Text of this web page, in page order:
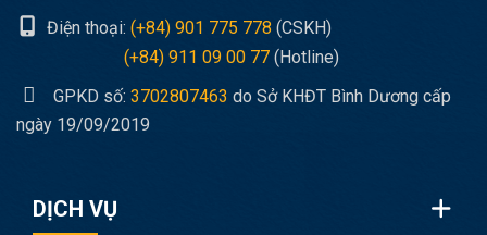
Điện thoại: (+84) 901 775 778 (CSKH)
(+84) 911 09 00 77 (Hotline)
GPKD số: 3702807463 do Sở KHĐT Bình Dương cấp
ngày 19/09/2019
DỊCH VỤ